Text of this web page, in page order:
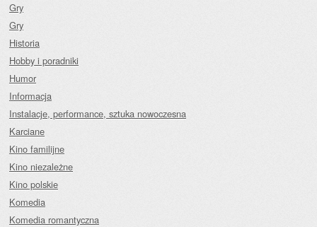
Gry
Gry
Historia
Hobby i poradniki
Humor
Informacja
Instalacje, performance, sztuka nowoczesna
Karciane
Kino familijne
Kino niezależne
Kino polskie
Komedia
Komedia romantyczna